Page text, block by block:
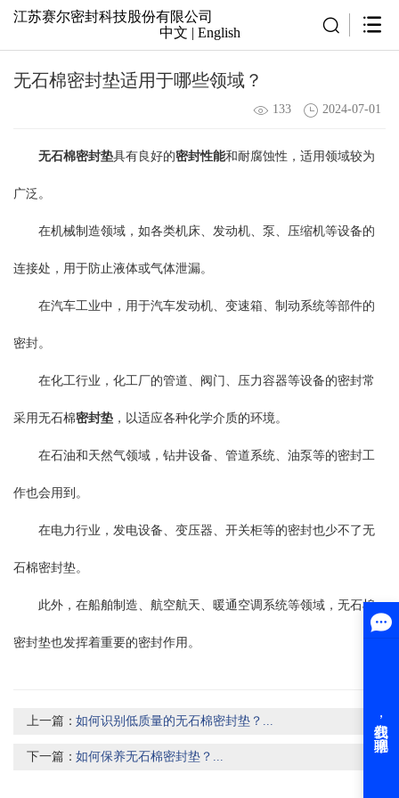
江苏赛尔密封科技股份有限公司
中文 | English
无石棉密封垫适用于哪些领域？
133 2024-07-01
无石棉密封垫具有良好的密封性能和耐腐蚀性，适用领域较为
广泛。
在机械制造领域，如各类机床、发动机、泵、压缩机等设备的
连接处，用于防止液体或气体泄漏。
在汽车工业中，用于汽车发动机、变速箱、制动系统等部件的
密封。
在化工行业，化工厂的管道、阀门、压力容器等设备的密封常
采用无石棉密封垫 ，以适应各种化学介质的环境。
在石油和天然气领域，钻井设备、管道系统、油泵等的密封工
作也会用到。
在电力行业，发电设备、变压器、开关柜等的密封也少不了无
石棉密封垫。
此外，在船舶制造、航空航天、暖通空调系统等领域，无石棉
密封垫也发挥着重要的密封作用。
上一篇：如何识别低质量的无石棉密封垫？...
下一篇：如何保养无石棉密封垫？...